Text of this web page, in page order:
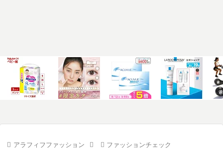
アラフィフファッション ファッションチェック